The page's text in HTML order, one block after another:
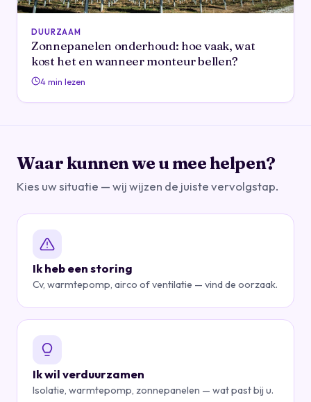
DUURZAAM
Zonnepanelen onderhoud: hoe vaak, wat
kost het en wanneer monteur bellen?
4 min lezen
Waar kunnen we u mee helpen?
Kies uw situatie — wij wijzen de juiste vervolgstap.
Ik heb een storing
Cv, warmtepomp, airco of ventilatie — vind de oorzaak.
Ik wil verduurzamen
Isolatie, warmtepomp, zonnepanelen — wat past bij u.